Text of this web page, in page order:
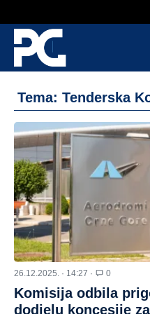
Tema: Tenderska
26.12.2025. · 14:27 · 0
Komisija odbila
dodjelu koncesije